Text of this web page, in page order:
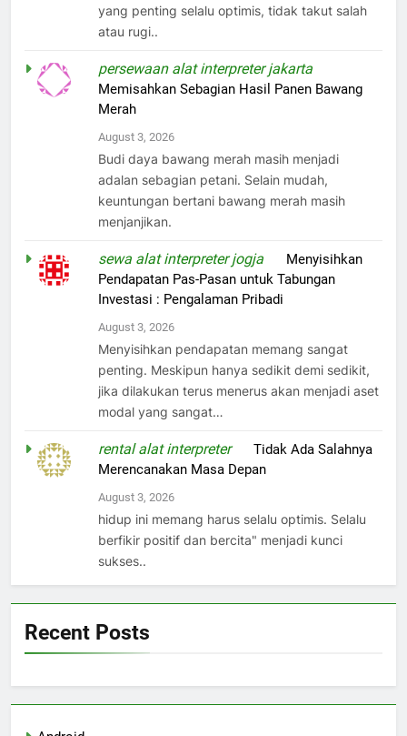
yang penting selalu optimis, tidak takut salah
atau rugi..
persewaan alat interpreter jakarta
Memisahkan Sebagian Hasil Panen Bawang
Merah
August 3, 2026
Budi daya bawang merah masih menjadi
adalan sebagian petani. Selain mudah,
keuntungan bertani bawang merah masih
menjanjikan.
sewa alat interpreter jogja
Menyisihkan
Pendapatan Pas-Pasan untuk Tabungan
Investasi : Pengalaman Pribadi
August 3, 2026
Menyisihkan pendapatan memang sangat
penting. Meskipun hanya sedikit demi sedikit,
jika dilakukan terus menerus akan menjadi aset
modal yang sangat…
rental alat interpreteronTidak Ada Salahnya
Merencanakan Masa Depan
August 3, 2026
hidup ini memang harus selalu optimis. Selalu
berfikir positif dan bercita" menjadi kunci
sukses..
Recent Posts